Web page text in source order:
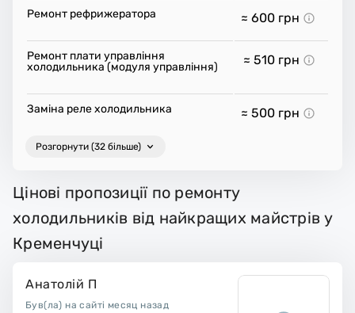
Ремонт рефрижератора ≈ 600 грн
Ремонт плати управління
холодильника (модуля управління)
≈ 510 грн
Заміна реле холодильника ≈ 500 грн
Розгорнути (32 більше)
Цінові пропозиції по ремонту
холодильників від найкращих майстрів у
Кременчуці
Анатолій П
Був(ла) на сайті месяц назад